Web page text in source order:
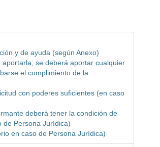
y de ayuda (según Anexo)
se deberá aportar cualquier
el cumplimiento de la
con poderes suficientes (en caso
deberá tener la condición de
de Persona Jurídica)
en caso de Persona Jurídica)